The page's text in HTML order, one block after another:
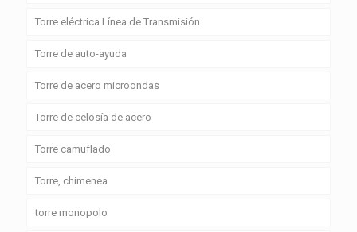
Torre eléctrica Línea de Transmisión
Torre de auto-ayuda
Torre de acero microondas
Torre de celosía de acero
Torre camuflado
Torre, chimenea
torre monopolo